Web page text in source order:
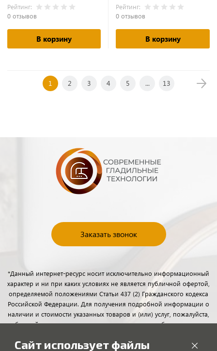
Рейтинг:
0 отзывов
В корзину
Рейтинг:
0 отзывов
В корзину
1 2 3 4 5 ... 13
Заказать звонок
*Данный интернет-ресурс носит исключительно информационный
характер и ни при каких условиях не является публичной офертой,
определяемой положениями Статьи 437 (2) Гражданского кодекса
Российской Федерации. Для получения подробной информации о
наличии и стоимости указанных товаров и (или) услуг, пожалуйста,
обращайтесь к менеджерам отдела клиентского обслуживания с
Сайт использует файлы